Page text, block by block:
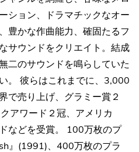
ション、ドラマチックなオー
豊かな作曲能力、確固たるフ
サウンドをクリエイト。結成
二のサウンドを鳴らしていた
。 彼らはこれまでに、3,000
で売り上げ、グラミー賞２
アワード２冠、アメリカ
などを受賞。 100万枚のプ
』(1991)、400万枚のプラ